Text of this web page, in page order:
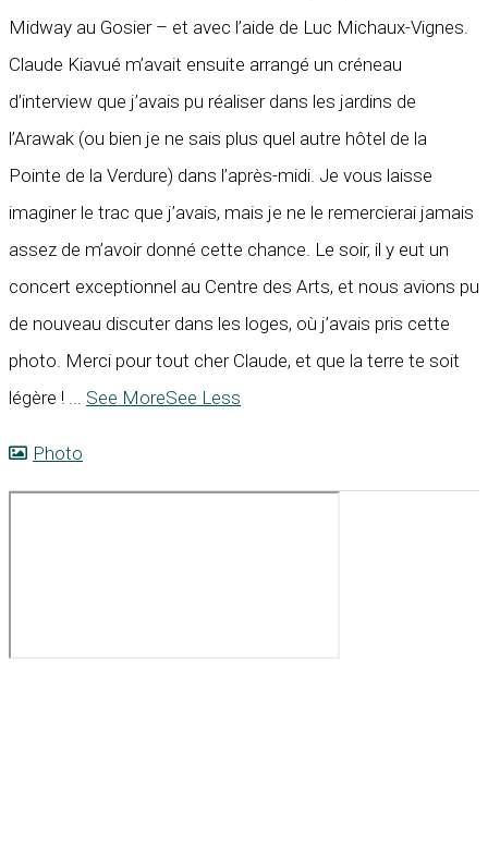
Midway au Gosier – et avec l’aide de Luc Michaux-Vignes.
Claude Kiavué m’avait ensuite arrangé un créneau
d’interview que j’avais pu réaliser dans les jardins de
l’Arawak (ou bien je ne sais plus quel autre hôtel de la
Pointe de la Verdure) dans l’après-midi. Je vous laisse
imaginer le trac que j’avais, mais je ne le remercierai jamais
assez de m’avoir donné cette chance. Le soir, il y eut un
concert exceptionnel au Centre des Arts, et nous avions pu
de nouveau discuter dans les loges, où j’avais pris cette
photo. Merci pour tout cher Claude, et que la terre te soit
légère !
See MoreSee Less
Photo